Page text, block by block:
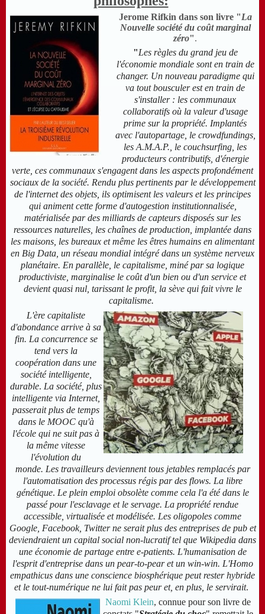
Jerome Rifkin dans son livre "La
Nouvelle société du coût marginal
zéro".
"Les règles du grand jeu de
l'économie mondiale sont en train de
changer. Un nouveau paradigme qui
va tout bousculer est en train de
s'installer : les communaux
collaboratifs où la valeur d'usage
prime sur la propriété. Implantés
avec l'autopartage, le crowdfundings,
les A.M.A.P., le couchsurfing, les
producteurs contributifs, d'énergie
verte, ces communaux s'engagent dans les aspects profondément
sociaux de la société. Rendu plus pertinents par le développement
de l'internet des objets, ils optimisent les valeurs et les principes
qui animent cette forme d'autogestion institutionnalisée,
matérialisée par des milliards de capteurs disposés sur les
ressources naturelles, les chaînes de production, implantée dans
les maisons, les bureaux et même les êtres humains en alimentant
en Big Data, un réseau mondial intégré dans un système nerveux
planétaire. En parallèle, le capitalisme, miné par sa logique
productiviste, marginalise le coût d'un bien ou d'un service et
devient quasi nul, tarissant le profit, la sève qui fait vivre le
capitalisme.
L'ère capitaliste
d'abondance arrive à sa
fin. La concurrence se
tend vers la
coopération dans une
société intelligente,
durable. La société, plus
intelligente via Internet,
passerait plus de temps
dans le MOOC qu'à
l'école qui ne suit pas à
la même vitesse
l'évolution du
monde. Les travailleurs deviennent tous jetables remplacés par
l'automatisation des processus régis par des flows. La libre
génétique. Le plein emploi obsolète comme cela l'a été dans le
passé pour l'esclavage et le servage. La propriété rendue
accessible, virtualisée et modélisée. Les oligopoles comme
Google, Facebook, Twitter ne serait plus des entreprises de pub et
deviendraient un capital social non-lucratif tel que Wikipedia dans
une économie de partage entre e-patients. L'humanisation de
l'esprit d'entreprise dans un pear-to-pear et un win-win. L'Homo
empathicus dans une conscience biosphérique peut rester hybride
et le tout-numérique ne lui fait pas peur et, en plus, le servirait.
Naomi Klein, connue pour son livre de